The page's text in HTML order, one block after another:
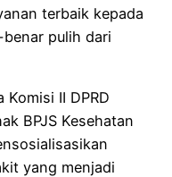
terbaik kepada
pulih dari
II DPRD
BPJS Kesehatan
yang menjadi